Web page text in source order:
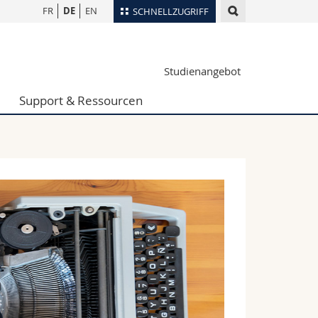
SCHNELLZUGRIFF
Webmail
FR DE EN
Studienangebot
Support & Ressourcen